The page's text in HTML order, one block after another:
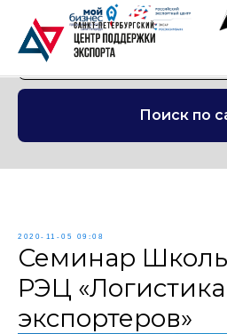
Поиск по
2020-11-05 09:08
Семинар
РЭЦ
экспортеров»